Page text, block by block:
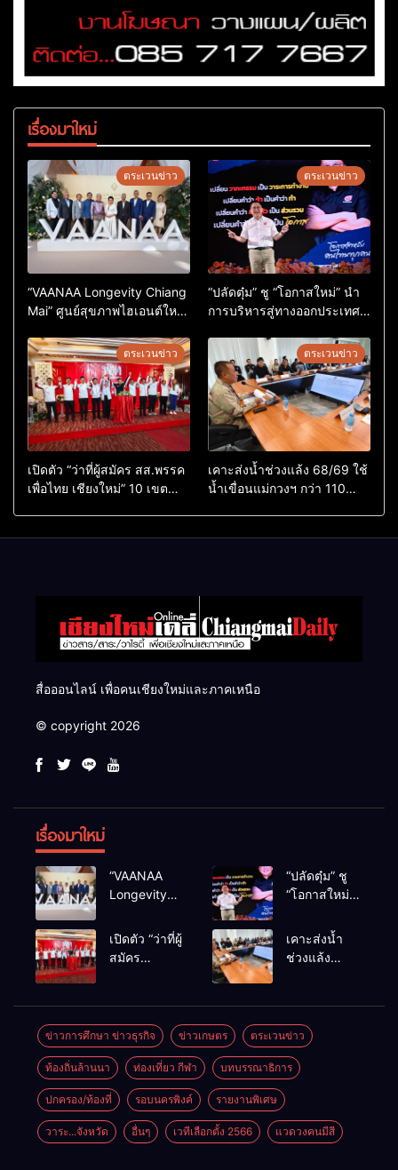
เรื่องมาใหม่
ตระเวนข่าว
“VAANAA Longevity Chiang
Mai” ศูนย์สุขภาพไฮเอนต์ใหญ่
ตระเวนข่าว
“ปลัดตุ๋ม” ชู “โอกาสใหม่” นำ
การบริหารสู่ทางออกประเทศ
ตระเวนข่าว
เปิดตัว “ว่าที่ผู้สมัคร สส.พรรค
เพื่อไทย เชียงใหม่” 10 เขต
ตระเวนข่าว
เคาะส่งน้ำช่วงแล้ง 68/69 ใช้
น้ำเขื่อนแม่กวงฯ กว่า 110
สื่อออนไลน์ เพื่อคนเชียงใหม่และภาคเหนือ
© copyright 2026
เรื่องมาใหม่
“VAANAA
Longevity
ศูนย์สุขภาพ
ไฮเอนต์ใหญ่
“ปลัดตุ๋ม” ชู
“โอกาสใหม่”
สู่ทางออก
ประเทศ ไม่ใช่
เปิดตัว “ว่าที่ผู้
สมัคร
เขตครบ ย้ำจะ
กลับมาทวง
เก้าอี้คืน
เคาะส่งน้ำ
ช่วงแล้ง
ลบ.ม. ให้
เกษตรกว่า 1
แสนไร่
ข่าวการศึกษา ข่าวธุรกิจ ข่าวเกษตร ตระเวนข่าว
ท้องถิ่นล้านนา ท่องเที่ยว กีฬา บทบรรณาธิการ
ปกครอง/ท้องที่ รอบนครพิงค์ รายงานพิเศษ
วาระ...จังหวัด อื่นๆ เวทีเลือกตั้ง 2566 แวดวงคนมีสี